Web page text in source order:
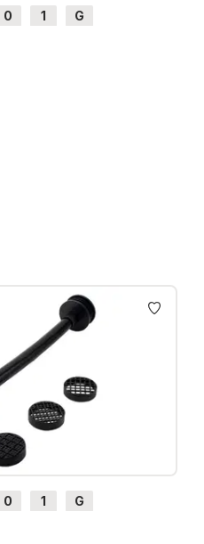
0 1
G
0 1
G